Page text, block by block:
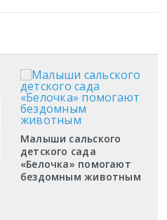
Малыши сальского
детского сада
«Белочка» помогают
бездомным животным